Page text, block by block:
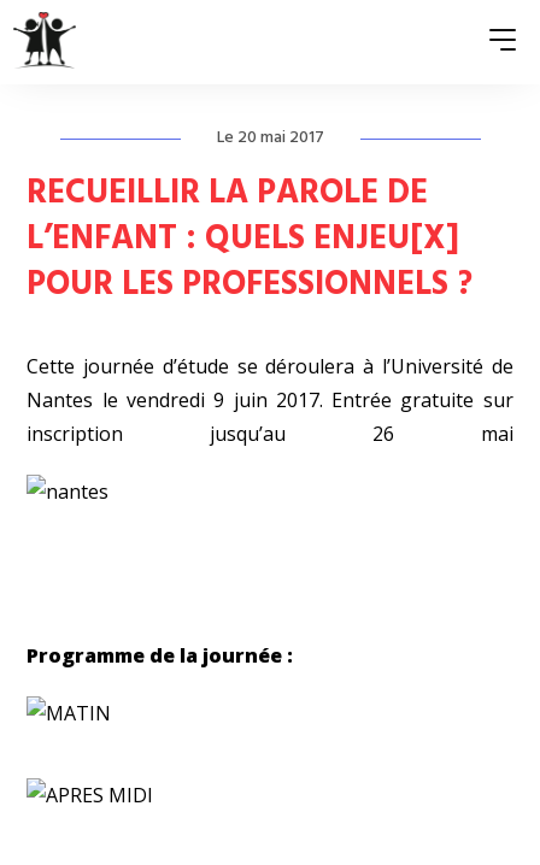
QUI SOMMES-NOUS ?
ASSOCIATIONS MEMBRES
NOS ACTIONS
ACTUALITÉS
PRESSE
Le 20 mai 2017
RECUEILLIR LA PAROLE DE
L’ENFANT : QUELS ENJEU[X]
POUR LES PROFESSIONNELS ?
Cette journée d’étude se déroulera à l’Université de
Nantes le vendredi 9 juin 2017. Entrée gratuite sur
inscription jusqu’au 26 mai
Programme de la journée :